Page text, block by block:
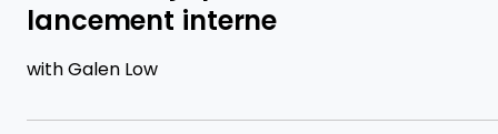
lancement interne
with Galen Low